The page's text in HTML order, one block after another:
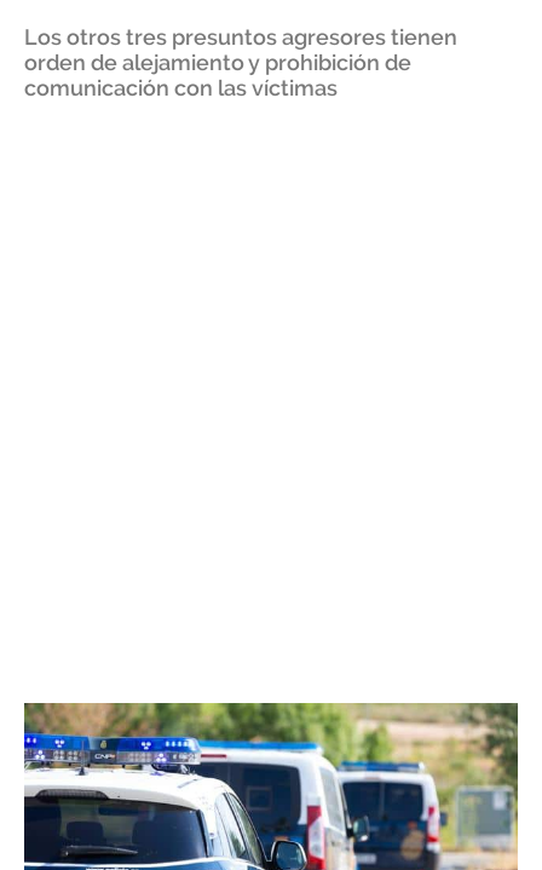
Los otros tres presuntos agresores tienen
orden de alejamiento y prohibición de
comunicación con las víctimas